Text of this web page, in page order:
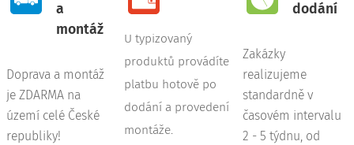
a
montáž
Doprava a montáž
je ZDARMA na
území celé České
republiky!
U typizovaný
produktů provádíte
platbu hotově po
dodání a provedení
montáže.
dodání
Zakázky
realizujeme
standardně v
časovém intervalu
2 - 5 týdnu, od